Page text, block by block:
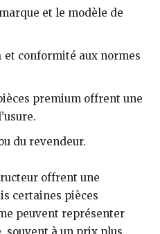
et le modèle de
et conformité aux normes
premium offrent une
du revendeur.
offrent une
certaines pièces
peuvent représenter